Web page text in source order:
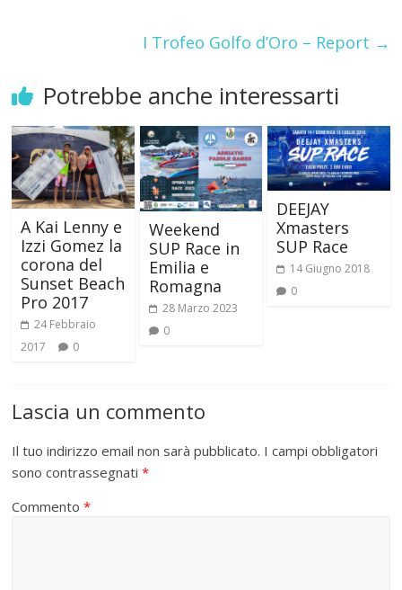
I Trofeo Golfo d’Oro – Report →
Potrebbe anche interessarti
A Kai Lenny e
Izzi Gomez la
corona del
Sunset Beach
Pro 2017
24 Febbraio
2017
0
Weekend
SUP Race in
Emilia e
Romagna
28 Marzo 2023
0
DEEJAY
Xmasters
SUP Race
14 Giugno 2018
0
Lascia un commento
Il tuo indirizzo email non sarà pubblicato. I campi obbligatori
sono contrassegnati*
Commento*